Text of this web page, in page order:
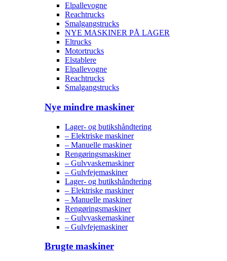
Elpallevogne
Reachtrucks
Smalgangstrucks
NYE MASKINER PÅ LAGER
Eltrucks
Motortrucks
Elstablere
Elpallevogne
Reachtrucks
Smalgangstrucks
Nye mindre maskiner
Lager- og butikshåndtering
– Elektriske maskiner
– Manuelle maskiner
Rengøringsmaskiner
– Gulvvaskemaskiner
– Gulvfejemaskiner
Lager- og butikshåndtering
– Elektriske maskiner
– Manuelle maskiner
Rengøringsmaskiner
– Gulvvaskemaskiner
– Gulvfejemaskiner
Brugte maskiner